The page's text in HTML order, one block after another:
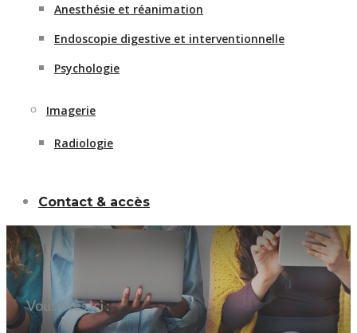
Anesthésie et réanimation
Endoscopie digestive et interventionnelle
Psychologie
Imagerie
Radiologie
Contact & accès
Vous êtes ici :